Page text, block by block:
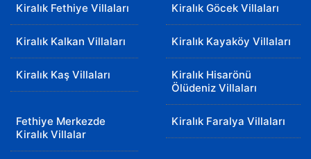
Kiralık Fethiye Villaları Kiralık Göcek Villaları
Kiralık Kalkan Villaları Kiralık Kayaköy Villaları
Kiralık Kaş Villaları
Kiralık Hisarönü
Ölüdeniz Villaları
Fethiye Merkezde
Kiralık Villalar
Kiralık Faralya Villaları